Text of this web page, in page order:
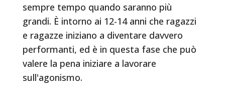
sempre tempo quando saranno più
grandi. È intorno ai 12-14 anni che ragazzi
e ragazze iniziano a diventare davvero
performanti, ed è in questa fase che può
valere la pena iniziare a lavorare
sull'agonismo.